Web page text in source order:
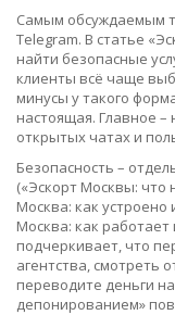
Самым обсуждаемым
Telegram. В статье
найти безопасные
клиенты всё чаще
минусы у такого
настоящая. Главное
открытых чатах и
Безопасность –
(«Эскорт Москвы: что
Москва: как
Москва: как работает
подчеркивает, что
агентства, смотреть
переводите деньги
депонированием»